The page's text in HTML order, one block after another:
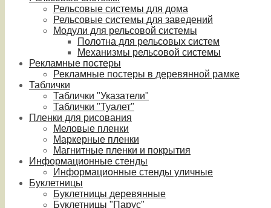
Рельсовые системы для дома
Рельсовые системы для заведений
Модули для рельсовой системы
Полотна для рельсовых систем
Механизмы рельсовой системы
Рекламные постеры
Рекламные постеры в деревянной рамке
Таблички
Таблички "Указатели"
Таблички "Туалет"
Пленки для рисования
Меловые пленки
Маркерные пленки
Магнитные пленки и покрытия
Информационные стенды
Информационные стенды уличные
Буклетницы
Буклетницы деревянные
Буклетницы "Парус"